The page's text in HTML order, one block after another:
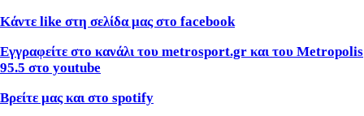
Κάντε like στη σελίδα μας στο facebook
Εγγραφείτε στο κανάλι του metrosport.gr και του Metropolis
95.5 στο youtube
Βρείτε μας και στο spotify